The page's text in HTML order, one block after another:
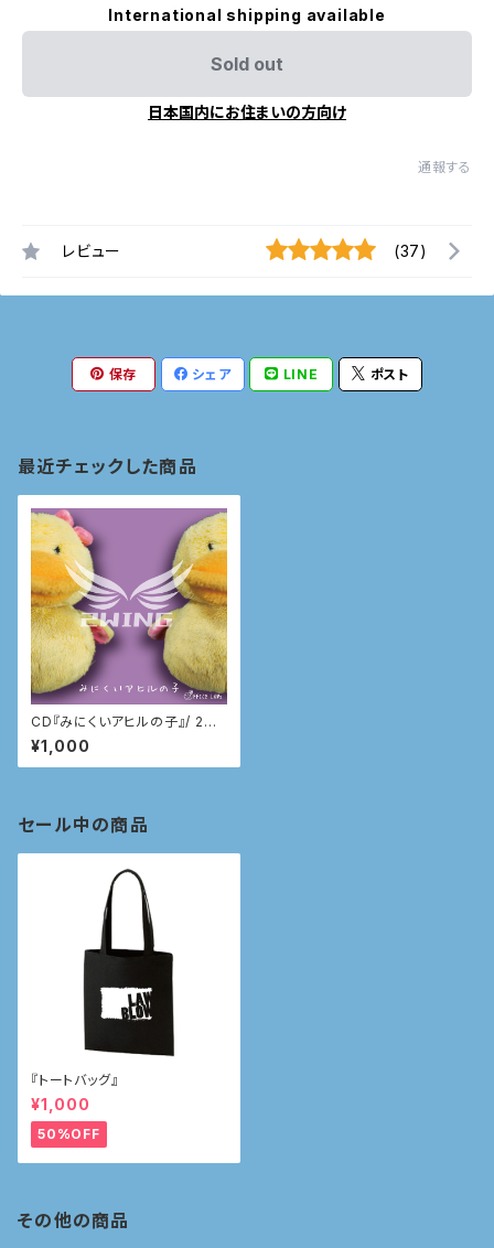
International shipping available
Sold out
日本国内にお住まいの方向け
通報する
レビュー (37)
保存 シェア LINE ポスト
最近チェックした商品
CD『みにくいアヒルの子』/ 2WI
NG
¥1,000
セール中の商品
『トートバッグ』
¥1,000
50%OFF
その他の商品